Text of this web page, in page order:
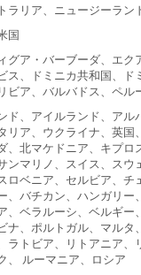
ラリア、ニュージーラン
国
グア・バーブーダ、エク
ス、ドミニカ共和国、ド
ビア、バルバドス、ペル
ド、アイルランド、アル
リア、ウクライナ、英国
、北マケドニア、キプロ
ンマリノ、スイス、スウ
ロベニア、セルビア、チ
、バチカン、ハンガリー
、ベラルーシ、ベルギー
ナ、ポルトガル、マルタ
ラトビア、リトアニア、
、 ルーマニア、ロシア